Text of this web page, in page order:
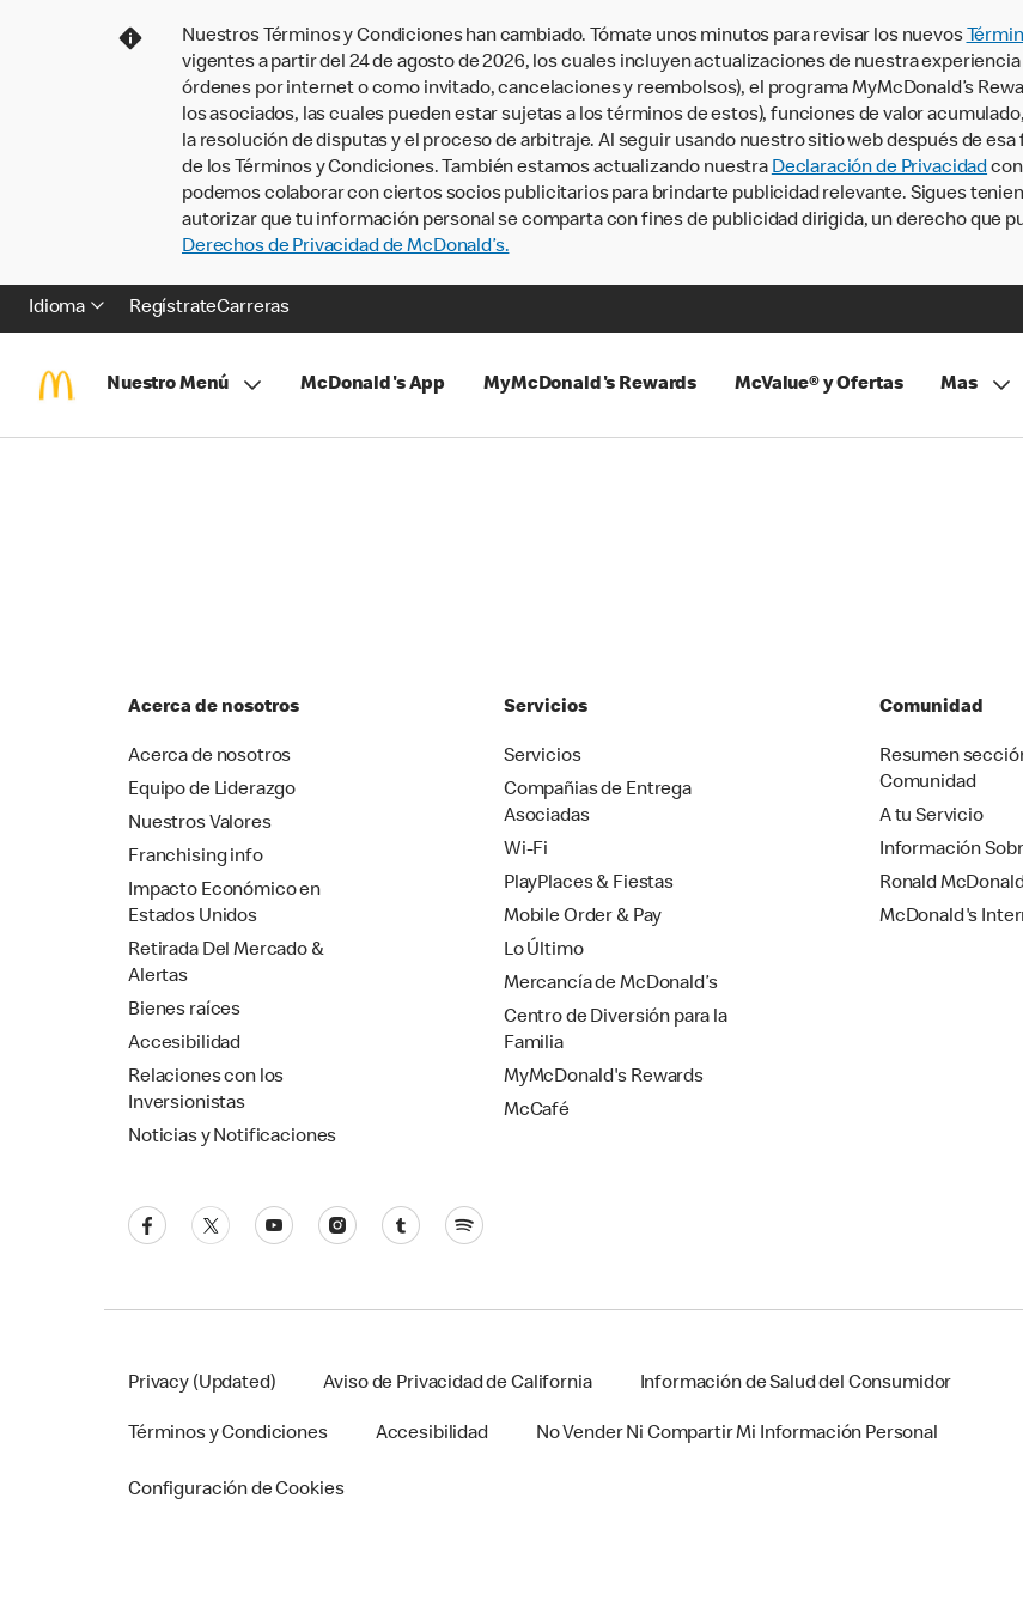
Nuestros Términos y Condiciones han cambiado. Tómate unos minutos para revisar los nuevos
vigentes a partir del 24 de agosto de 2026, los cuales incluyen actualizaciones de nuestra
órdenes por internet o como invitado, cancelaciones y reembolsos), el programa MyMcDonald’s
los asociados, las cuales pueden estar sujetas a los términos de estos), funciones de valor
la resolución de disputas y el proceso de arbitraje. Al seguir usando nuestro sitio web después de
de los Términos y Condiciones. También estamos actualizando nuestra Declaración de Privacidad
podemos colaborar con ciertos socios publicitarios para brindarte publicidad relevante. Sigues
autorizar que tu información personal se comparta con fines de publicidad dirigida, un derecho que
Derechos de Privacidad de McDonald’s.
Idioma RegístrateCarreras
Nuestro Menú McDonald's App MyMcDonald's Rewards McValue® y Ofertas Mas
Acerca de nosotros
Acerca de nosotros
Equipo de Liderazgo
Nuestros Valores
Franchising info
Impacto Económico en
Estados Unidos
Retirada Del Mercado &
Alertas
Bienes raíces
Accesibilidad
Relaciones con los
Inversionistas
Noticias y Notificaciones
Servicios
Servicios
Compañias de Entrega
Asociadas
Wi-Fi
PlayPlaces & Fiestas
Mobile Order & Pay
Lo Último
Mercancía de McDonald’s
Centro de Diversión para la
Familia
MyMcDonald's Rewards
McCafé
Comunidad
Resumen
Comunidad
A tu Servicio
Información
Ronald
McDonald's
Privacy (Updated) Aviso de Privacidad de California Información de Salud del Consumidor
Términos y Condiciones Accesibilidad No Vender Ni Compartir Mi Información Personal
Configuración de Cookies